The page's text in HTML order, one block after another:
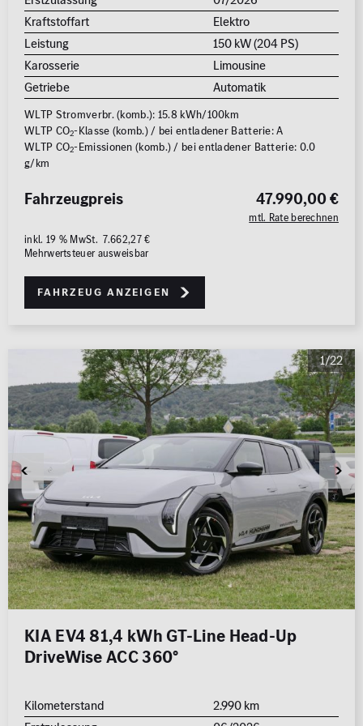
Schadstoffklasse
ALLE
Standorte
ALLE
Erstzulassung
2026
Kilometer
1.000 km
Leistung (PS)
50 700
Preis
0 € 500.000 €
MwSt. ausweisbar
Kraftstoffart
Elektro
Leistung
150 kW (204 PS)
Karosserie
Limousine
Getriebe
Automatik
WLTP Stromverbr. (komb.): 15.8 kWh/100km
WLTP CO2-Klasse (komb.) / bei entladener Batterie: A
WLTP CO2-Emissionen (komb.) / bei entladener Batterie: 0.0
g/km
47.990,00 €
mtl. Rate berechnen
Fahrzeugpreis
inkl. 19 % MwSt. 7.662,27 €
Mehrwertsteuer ausweisbar
Fahrzeug anzeigen
1/22
KIA EV4 81,4 kWh GT-Line Head-Up
DriveWise ACC 360°
Kilometerstand
2.990 km